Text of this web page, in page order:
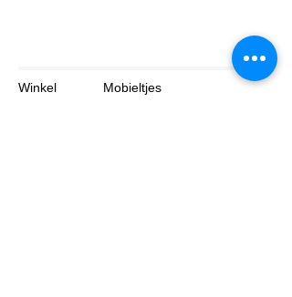
Winkel
Mobieltjes